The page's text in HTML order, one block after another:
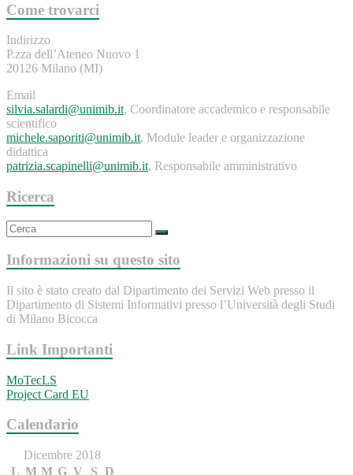
Come trovarci
Indirizzo
P.zza dell’Ateneo Nuovo 1
20126 Milano (MI)
Email
silvia.salardi@unimib.it, Coordinatore accademico e responsabile
scientifico
michele.saporiti@unimib.it, Module leader e organizzazione
didattica
patrizia.scapinelli@unimib.it, Responsabile amministrativo
Ricerca
Informazioni su questo sito
Il sito è stato creato dal Dipartimento dei Servizi Web presso il
Dipartimento di Sistemi Informativi presso l’Università degli Studi
di Milano Bicocca
Link Importanti
MoTecLS
Project Card EU
Calendario
Dicembre 2018
L M M G V S D